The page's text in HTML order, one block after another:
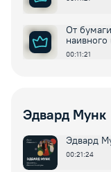
От
наивного
00:11:21
Эдвард Мунк
Эдвард
00:21:24